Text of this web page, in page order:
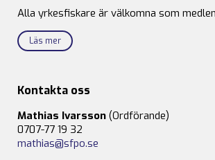
Alla yrkesfiskare är välkomna som
Läs mer
Kontakta oss
Mathias Ivarsson (Ordförande)
0707-77 19 32
mathias@sfpo.se